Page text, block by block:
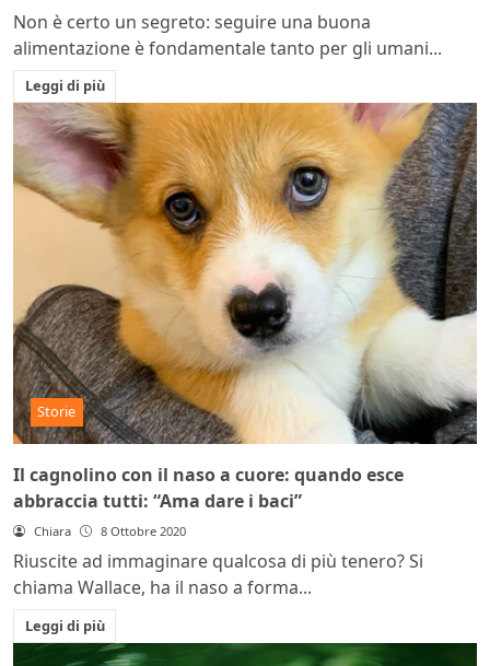
Non è certo un segreto: seguire una buona
alimentazione è fondamentale tanto per gli umani...
Leggi di più
Storie
Il cagnolino con il naso a cuore: quando esce
abbraccia tutti: “Ama dare i baci”
Chiara 8 Ottobre 2020
Riuscite ad immaginare qualcosa di più tenero? Si
chiama Wallace, ha il naso a forma...
Leggi di più